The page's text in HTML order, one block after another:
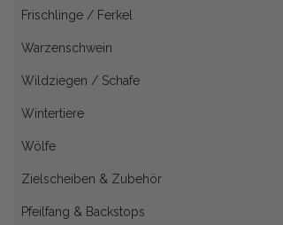
Frischlinge / Ferkel
Warzenschwein
Wildziegen / Schafe
Wintertiere
Wölfe
Zielscheiben & Zubehör
Pfeilfang & Backstops